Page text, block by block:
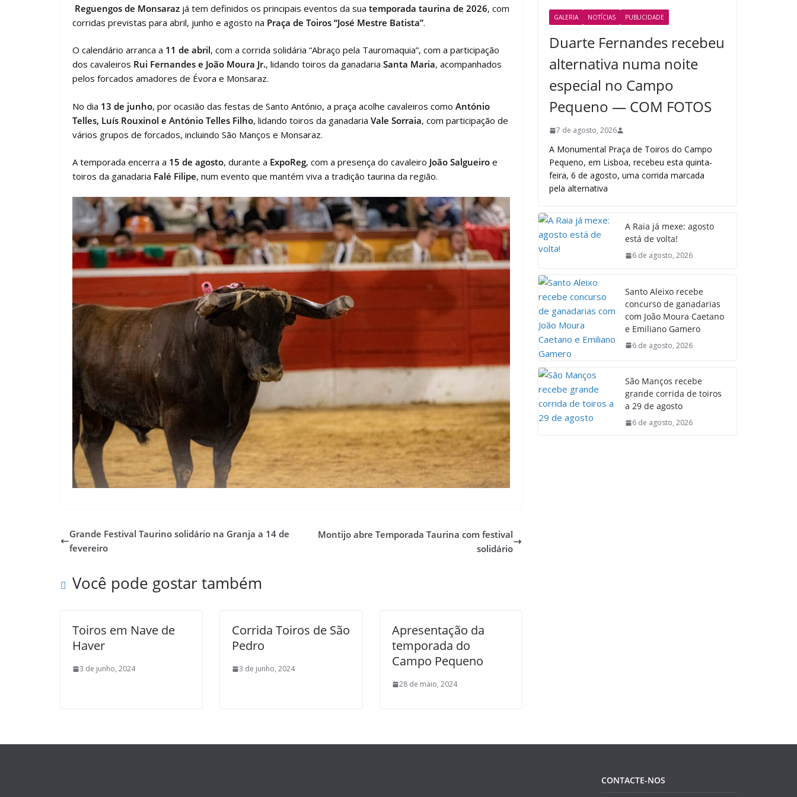
Reguengos de Monsaraz já tem definidos os principais eventos da sua temporada taurina de 2026, com
corridas previstas para abril, junho e agosto na Praça de Toiros “José Mestre Batista”.
O calendário arranca a 11 de abril, com a corrida solidária “Abraço pela Tauromaquia”, com a participação
dos cavaleiros Rui Fernandes e João Moura Jr., lidando toiros da ganadaria Santa Maria, acompanhados
pelos forcados amadores de Évora e Monsaraz.
No dia 13 de junho, por ocasião das festas de Santo António, a praça acolhe cavaleiros como António
Telles, Luís Rouxinol e António Telles Filho, lidando toiros da ganadaria Vale Sorraia, com participação de
vários grupos de forcados, incluindo São Manços e Monsaraz.
A temporada encerra a 15 de agosto, durante a ExpoReg, com a presença do cavaleiro João Salgueiro e
toiros da ganadaria Falé Filipe, num evento que mantém viva a tradição taurina da região.
Grande Festival Taurino solidário na Granja a 14 de
fevereiro
Montijo abre Temporada Taurina com festival
solidário
Você pode gostar também
Toiros em Nave de
Haver
3 de junho, 2024
Corrida Toiros de São
Pedro
3 de junho, 2024
Apresentação da
temporada do
Campo Pequeno
28 de maio, 2024
GALERIA NOTÍCIAS PUBLICIDADE
Duarte Fernandes recebeu
alternativa numa noite
especial no Campo
Pequeno — COM FOTOS
7 de agosto, 2026
A Monumental Praça de Toiros do Campo
Pequeno, em Lisboa, recebeu esta quinta-
feira, 6 de agosto, uma corrida marcada
pela alternativa
A Raia já mexe: agosto
está de volta!
6 de agosto, 2026
Santo Aleixo recebe
concurso de ganadarias
com João Moura Caetano
e Emiliano Gamero
6 de agosto, 2026
São Manços recebe
grande corrida de toiros
a 29 de agosto
6 de agosto, 2026
CONTACTE-NOS